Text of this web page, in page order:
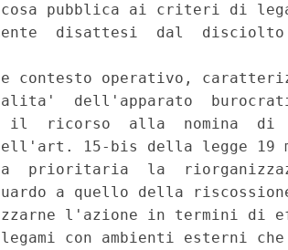
cosa pubblica ai criteri di
disattesi  dal
contesto operativo,
dell'apparato
il  ricorso  alla  nomina  di
15-bis della legge 19
prioritaria  la
a quello della
l'azione in termini di
con ambienti esterni che